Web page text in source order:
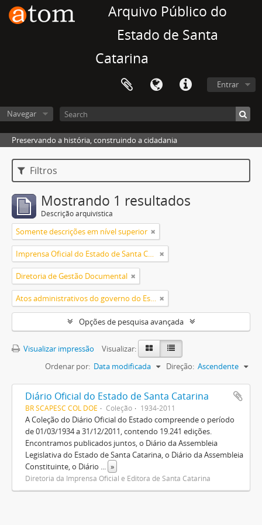
Arquivo Público do
Estado de Santa
Catarina
Entrar
Navegar
Preservando a história, construindo a cidadania
Filtros
Mostrando 1 resultados
Descrição arquivística
Somente descrições em nível superior
Imprensa Oficial do Estado de Santa Catarina S/A
Diretoria de Gestão Documental
Atos administrativos do governo do Estado
Opções de pesquisa avançada
Visualizar impressão
Visualizar:
Ordenar por: Data modificada Direção: Ascendente
Diário Oficial do Estado de Santa Catarina
BR SCAPESC COL DOE Coleção 1934-2011
A Coleção do Diário Oficial do Estado compreende o período
de 01/03/1934 a 31/12/2011, contendo 19.241 edições.
Encontramos publicados juntos, o Diário da Assembleia
Legislativa do Estado de Santa Catarina, o Diário da Assembleia
Constituinte, o Diário ... »
Diretoria da Imprensa Oficial e Editora de Santa Catarina